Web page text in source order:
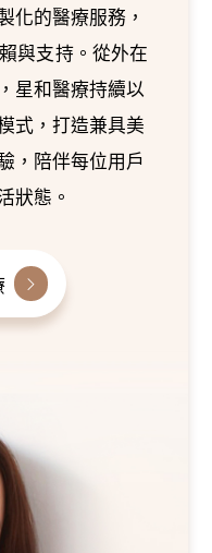
化的醫療服務，
與支持。從外在
星和醫療持續以
式，打造兼具美
，陪伴每位用戶
狀態。